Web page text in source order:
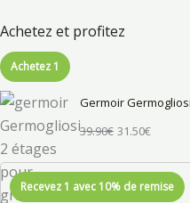
Achetez et profitez
Achetez 1
Germoir
39.90€
initial
était :
31.50€
actuel
est :
Recevez 1 avec 10% de remise
Le
Le